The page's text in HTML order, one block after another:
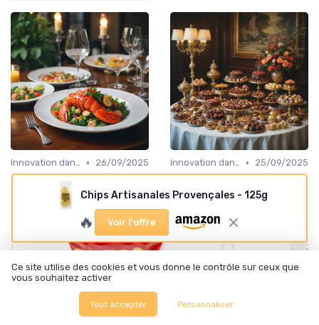
Innovation dans la food •
26/09/2025
Une expérience culinaire
avec la salade de homard
Innovation dans la food •
25/09/2025
chocolats Kreuther
Chips Artisanales Provençales - 125g
🔥 Voir l'offre
Ce site utilise des cookies et vous donne le contrôle sur ceux que
vous souhaitez activer
Tout accepter Personnaliser